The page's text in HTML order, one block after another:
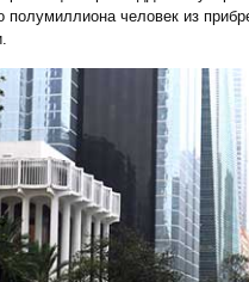
полумиллиона человек из